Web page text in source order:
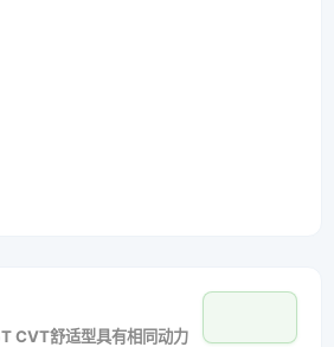
CVT舒适型具有相同动力